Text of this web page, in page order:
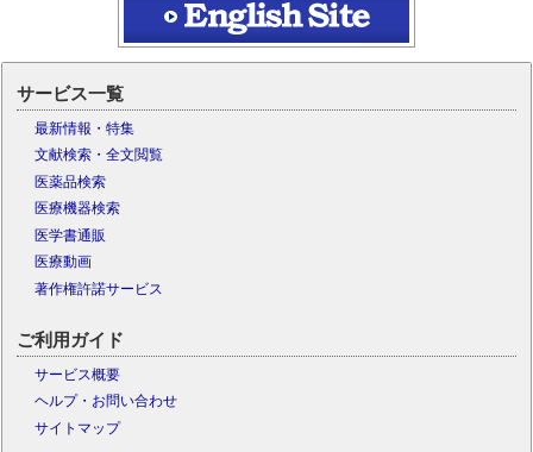
サービス一覧
最新情報・特集
文献検索・全文閲覧
医薬品検索
医療機器検索
医学書通販
医療動画
著作権許諾サービス
ご利用ガイド
サービス概要
ヘルプ・お問い合わせ
サイトマップ